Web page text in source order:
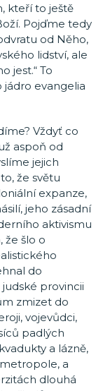
kteří to ještě
Pojďme tedy
od Něho,
lidství, ale
jest.“ To
evangelia
Vždyť co
aspoň od
jejich
že světu
expanze,
jeho zásadní
aktivismu
že šlo o
do
provincii
zmizet do
vojevůdci,
padlých
a lázně,
a
dlouhá